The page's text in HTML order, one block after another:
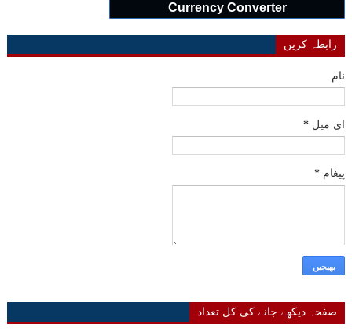
Currency Converter
رابطہ کریں
نام
ای میل *
پیغام *
صفحہ دیکھے جانے کی کل تعداد